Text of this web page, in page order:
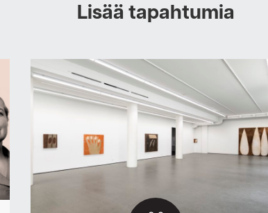
Lisää tapahtumia